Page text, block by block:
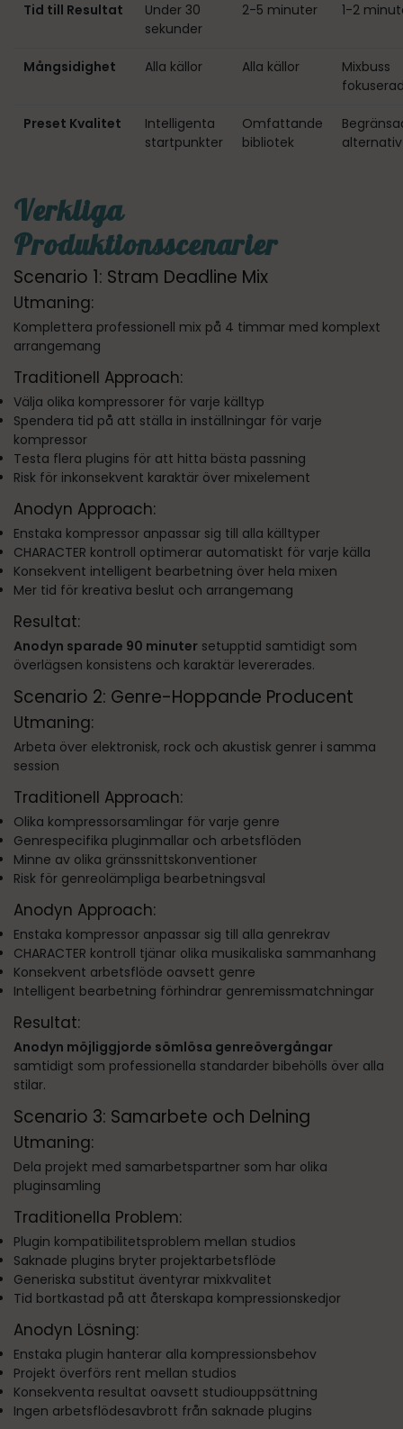
Tid till Resultat
Under 30
sekunder
2-5 minuter 1-2
Mångsidighet Alla källor Alla källor
Mixbuss
Preset Kvalitet
Intelligenta
startpunkter
Omfattande
bibliotek
alternativ
Verkliga
Produktionsscenarier
Scenario 1: Stram Deadline Mix
Utmaning:
Komplettera professionell mix på 4 timmar med komplext
arrangemang
Traditionell Approach:
Välja olika kompressorer för varje källtyp
Spendera tid på att ställa in inställningar för varje
kompressor
Testa flera plugins för att hitta bästa passning
Risk för inkonsekvent karaktär över mixelement
Anodyn Approach:
Enstaka kompressor anpassar sig till alla källtyper
CHARACTER kontroll optimerar automatiskt för varje källa
Konsekvent intelligent bearbetning över hela mixen
Mer tid för kreativa beslut och arrangemang
Resultat:
Anodyn sparade 90 minuter setupptid samtidigt som
överlägsen konsistens och karaktär levererades.
Scenario 2: Genre-Hoppande Producent
Utmaning:
Arbeta över elektronisk, rock och akustisk genrer i samma
session
Traditionell Approach:
Olika kompressorsamlingar för varje genre
Genrespecifika pluginmallar och arbetsflöden
Minne av olika gränssnittskonventioner
Risk för genreolämpliga bearbetningsval
Anodyn Approach:
Enstaka kompressor anpassar sig till alla genrekrav
CHARACTER kontroll tjänar olika musikaliska sammanhang
Konsekvent arbetsflöde oavsett genre
Intelligent bearbetning förhindrar genremissmatchningar
Resultat:
Anodyn möjliggjorde sömlösa genreövergångar
samtidigt som professionella standarder bibehölls över alla
stilar.
Scenario 3: Samarbete och Delning
Utmaning:
Dela projekt med samarbetspartner som har olika
pluginsamling
Traditionella Problem:
Plugin kompatibilitetsproblem mellan studios
Saknade plugins bryter projektarbetsflöde
Generiska substitut äventyrar mixkvalitet
Tid bortkastad på att återskapa kompressionskedjor
Anodyn Lösning:
Enstaka plugin hanterar alla kompressionsbehov
Projekt överförs rent mellan studios
Konsekventa resultat oavsett studiouppsättning
Ingen arbetsflödesavbrott från saknade plugins